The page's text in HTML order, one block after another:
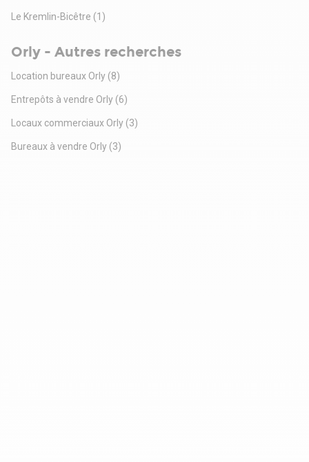
Le Kremlin-Bicêtre (1)
Orly - Autres recherches
Location bureaux Orly (8)
Entrepôts à vendre Orly (6)
Locaux commerciaux Orly (3)
Bureaux à vendre Orly (3)